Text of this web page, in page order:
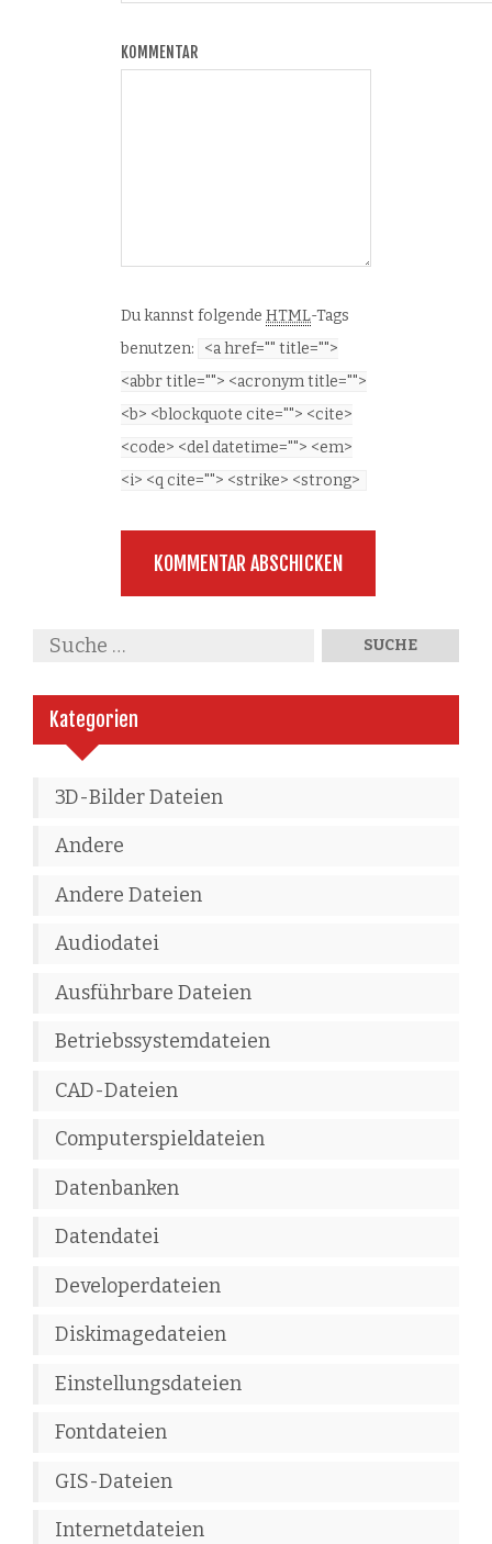
KOMMENTAR
Du kannst folgende HTML-Tags
benutzen:
<a href="" title="">
<abbr title=""> <acronym title="">
<b> <blockquote cite=""> <cite>
<code> <del datetime=""> <em>
<i> <q cite=""> <strike> <strong>
Kategorien
3D-Bilder Dateien
Andere
Andere Dateien
Audiodatei
Ausführbare Dateien
Betriebssystemdateien
CAD-Dateien
Computerspieldateien
Datenbanken
Datendatei
Developerdateien
Diskimagedateien
Einstellungsdateien
Fontdateien
GIS-Dateien
Internetdateien